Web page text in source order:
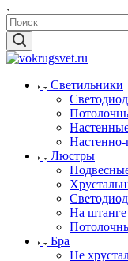
Светильники
Люстры
На
Бра
Не